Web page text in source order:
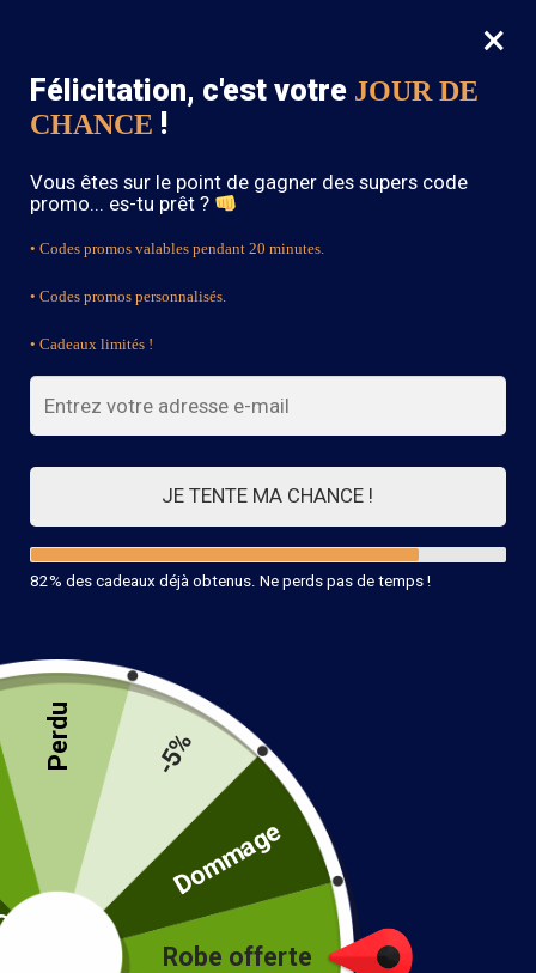
0
SOLDES : -15% sur toute la boutique avec le code « BOHEME15 »
Bracelet Livia
10 en stock
Ajouter au panier
×
Félicitation, c'est votre JOUR DE
CHANCE !
Vous êtes sur le point de gagner des supers code
promo... es-tu prêt ?
• Codes promos valables pendant 20 minutes.
• Codes promos personnalisés.
• Cadeaux limités !
JE TENTE MA CHANCE !
82% des cadeaux déjà obtenus. Ne perds pas de temps !
Robe offerte
Perdu -5%
Dommage